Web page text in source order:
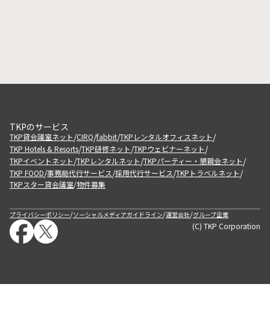
TKPのサービス
TKP貸会議室ネット/CIRQ/fabbit/TKPレンタルオフィスネット/
TKP Hotels & Resorts/TKP研修ネット/TKPウェビナーネット/
TKPイベントネット/TKPレンタルネット/TKPパーティー・懇親会ネット/
TKP FOOD/事務局代行サービス/採用代行サービス/TKPトラベルネット/
TKPスター貸会議室/物件募集
プライバシーポリシー/ソーシャルメディアガイドライン/運営会社/グループ企業
(C) TKP Corporation